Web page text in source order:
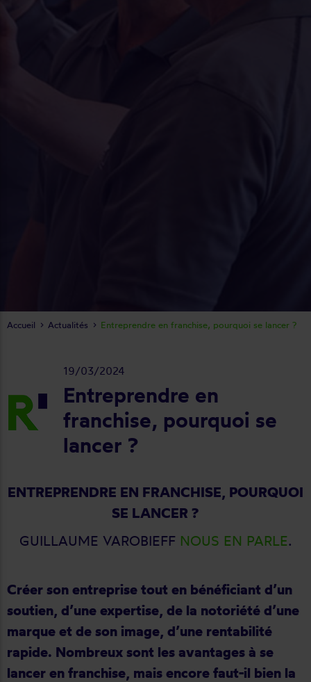
19/03/2024
Entreprendre en
franchise, pourquoi se
lancer ?
ENTREPRENDRE EN FRANCHISE, POURQUOI
SE LANCER ?
GUILLAUME VAROBIEFF NOUS EN PARLE.
Créer son entreprise tout en bénéficiant d’un
soutien, d’une expertise, de la notoriété d’une
marque et de son image, d’une rentabilité
rapide. Nombreux sont les avantages à se
lancer en franchise, mais encore faut-il bien la
Accueil Actualités Entreprendre en franchise, pourquoi se lancer ?